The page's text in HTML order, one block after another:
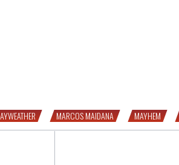
MARCOS MAIDANA MAYHEM